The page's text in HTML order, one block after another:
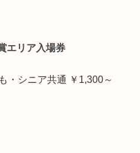
エリア入場券
・シニア共通 ￥1,300～